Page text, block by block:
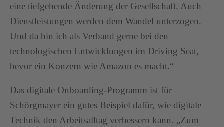
eine tiefgehende Änderung der Gesellschaft. Auch
Dienstleistungen werden dem Wandel unterzogen.
Und da bin ich als Verband gerne bei den
technologischen Entwicklungen im Driving Seat,
bevor ein Konzern wie Amazon es macht.“
Das digitale Onboarding-Programm ist für
Schörgmayer ein gutes Beispiel dafür, wie digitale
Technik den Arbeitsalltag verbessern kann. „Zum